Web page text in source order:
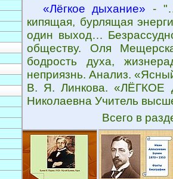
«Лёгкое дыхание» -
кипящая, бурлящая
один выход…
обществу. Оля
бодрость духа,
неприязнь. Анализ.
В. Я. Линкова. «ЛЁГКОЕ
Николаевна Учитель
Всего в